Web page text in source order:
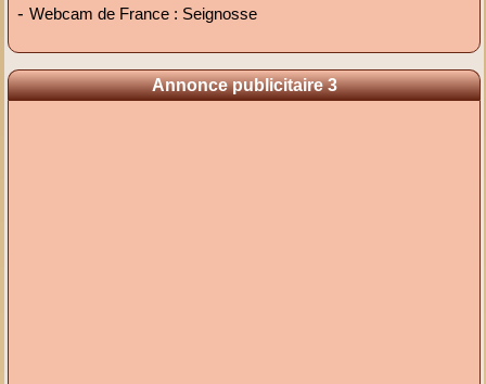
-Webcam de France : Seignosse
Annonce publicitaire 3